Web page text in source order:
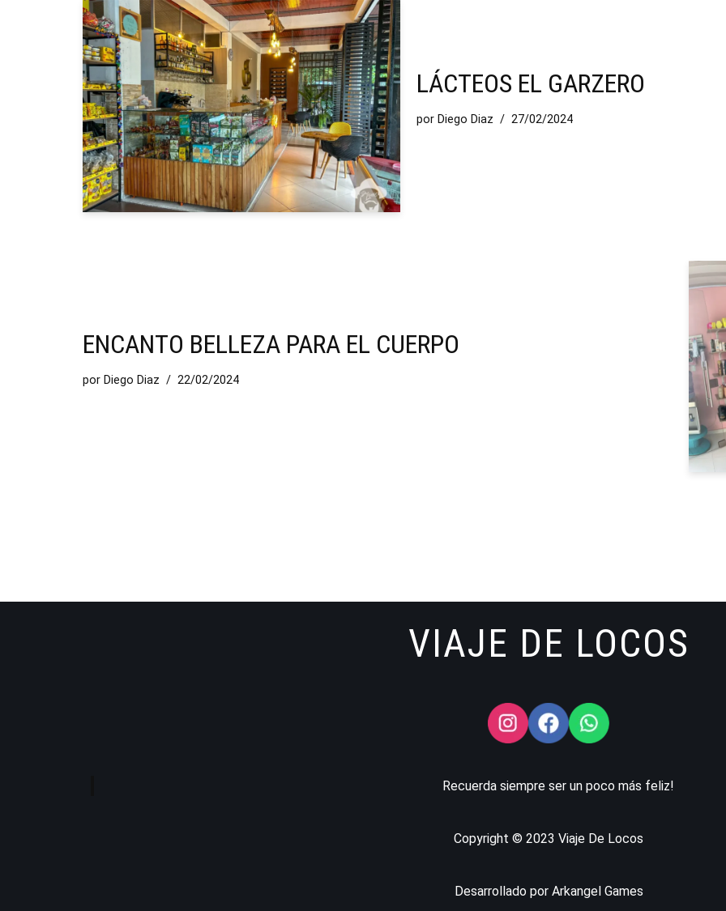
LÁCTEOS EL GARZERO
por Diego Diaz 27/02/2024
ENCANTO BELLEZA PARA EL CUERPO
por Diego Diaz 22/02/2024
VIAJE DE LOCOS
Recuerda siempre ser un poco más feliz!
Copyright © 2023 Viaje De Locos
Desarrollado por Arkangel Games